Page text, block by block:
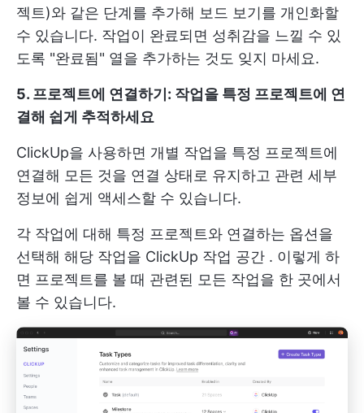
젝트)와 같은 단계를 추가해 보드 보기를 개인화할
수 있습니다. 작업이 완료되면 성취감을 느낄 수 있
도록 "완료됨" 열을 추가하는 것도 잊지 마세요.
5. 프로젝트에 연결하기: 작업을 특정 프로젝트에 연
결해 쉽게 추적하세요
ClickUp을 사용하면 개별 작업을 특정 프로젝트에
연결해 모든 것을 연결 상태로 유지하고 관련 세부
정보에 쉽게 액세스할 수 있습니다.
각 작업에 대해 특정 프로젝트와 연결하는 옵션을
선택해 해당 작업을 ClickUp 작업 공간 . 이렇게 하
면 프로젝트를 볼 때 관련된 모든 작업을 한 곳에서
볼 수 있습니다.